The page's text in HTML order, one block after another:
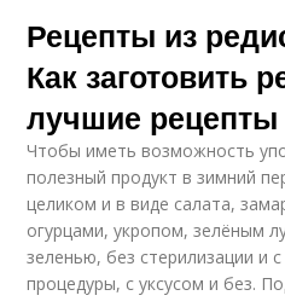
Рецепты из
Как заготовить
лучшие рецепты
Чтобы иметь возможность
полезный продукт в зимний
целиком и в виде салата,
огурцами, укропом, зелёным
зеленью, без стерилизации и
процедуры, с уксусом и без.